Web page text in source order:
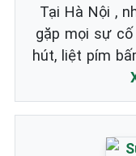
Tại Hà Nội ,
gặp mọi sự cố
hút, liệt pím